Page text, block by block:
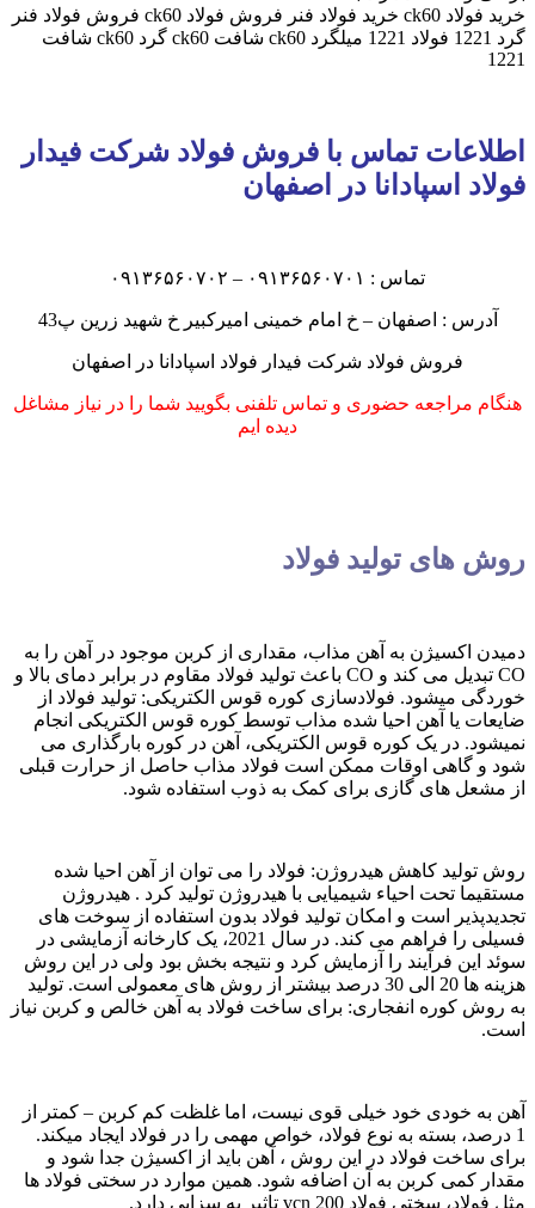
خرید فولاد ck60 خرید فولاد فنر فروش فولاد ck60 فروش فولاد فنر
گرد 1221 فولاد 1221 میلگرد ck60 شافت ck60 گرد ck60 شافت
1221
اطلاعات تماس با فروش فولاد شرکت فیدار
فولاد اسپادانا در اصفهان
تماس : ۰۹۱۳۶۵۶۰۷۰۱ – ۰۹۱۳۶۵۶۰۷۰۲
آدرس : اصفهان – خ امام خمینی امیرکبیر خ شهید زرین پ43
فروش فولاد شرکت فیدار فولاد اسپادانا در اصفهان
هنگام مراجعه حضوری و تماس تلفنی بگویید شما را در نیاز مشاغل
دیده ایم
روش های تولید فولاد
دمیدن اکسیژن به آهن مذاب، مقداری از کربن موجود در آهن را به
CO تبدیل می کند و CO باعث تولید فولاد مقاوم در برابر دمای بالا و
خوردگی میشود. فولادسازی کوره قوس الکتریکی: تولید فولاد از
ضایعات یا آهن احیا شده مذاب توسط کوره قوس الکتریکی انجام
نمیشود. در یک کوره قوس الکتریکی، آهن در کوره بارگذاری می
شود و گاهی اوقات ممکن است فولاد مذاب حاصل از حرارت قبلی
از مشعل های گازی برای کمک به ذوب استفاده شود.
روش تولید کاهش هیدروژن: فولاد را می توان از آهن احیا شده
مستقیما تحت احیاء شیمیایی با هیدروژن تولید کرد . هیدروژن
تجدیدپذیر است و امکان تولید فولاد بدون استفاده از سوخت های
فسیلی را فراهم می کند. در سال 2021، یک کارخانه آزمایشی در
سوئد این فرآیند را آزمایش کرد و نتیجه بخش بود ولی در این روش
هزینه ها 20 الی 30 درصد بیشتر از روش های معمولی است. تولید
به روش کوره انفجاری: برای ساخت فولاد به آهن خالص و کربن نیاز
است.
آهن به خودی خود خیلی قوی نیست، اما غلظت کم کربن – کمتر از
1 درصد، بسته به نوع فولاد، خواص مهمی را در فولاد ایجاد میکند.
برای ساخت فولاد در این روش ، آهن باید از اکسیژن جدا شود و
مقدار کمی کربن به آن اضافه شود. همین موارد در سختی فولاد ها
مثل فولاد، سختی فولاد vcn 200 تاثیر به سزایی دارد.